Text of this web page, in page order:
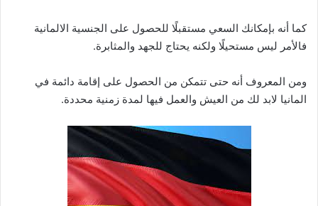
كما أنه بإمكانك السعي مستقبلًا للحصول على الجنسية الالمانية
فالأمر ليس مستحيلًا ولكنه يحتاج للجهد والمثابرة.
ومن المعروف أنه حتى تتمكن من الحصول على إقامة دائمة في
المانيا لابد لك من العيش والعمل فيها لمدة زمنية محددة.